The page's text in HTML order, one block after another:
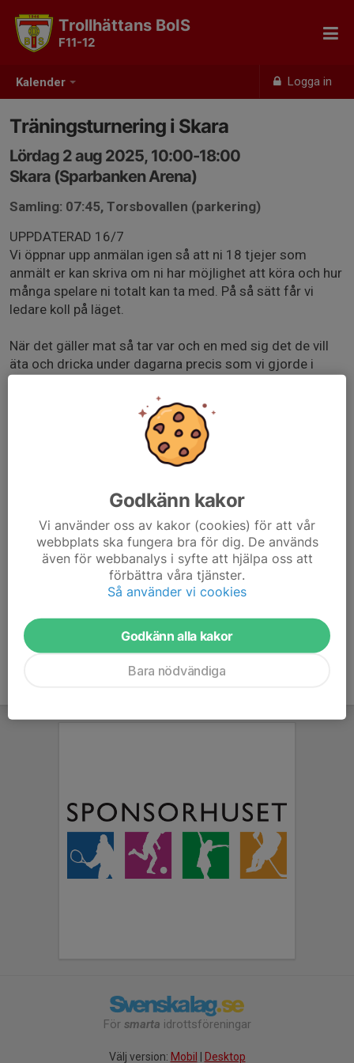
Kalender Logga in
Trollhättans BoIS
F11-12
Träningsturnering i Skara
Lördag 2 aug 2025, 10:00-18:00
Skara (Sparbanken Arena)
Samling: 07:45, Torsbovallen (parkering)
UPPDATERAD 16/7
Vi öppnar upp anmälan igen så att ni 18 tjejer som
anmält er kan skriva om ni har möjlighet att köra och hur
många spelare ni totalt kan ta med. På så sätt får vi
ledare koll på läget.
När det gäller mat så tar var och en med sig det de vill
äta och dricka under dagarna precis som vi gjorde i
Nu har vi fått mer information om cupen 2-3 augusti.
Först och främst, vi är 18 anmälda tjejer så himla kul.
ut matchtrupper till respektive match, det betyder att alla
tjejer kommer vila helt en av matcherna respektive dag,
då blir det mycket speltid i de matcherna man spelar.
Nedan hittar ni länk till spelprogrammet.
www.procup.se/cup/cupresclass_skin03.php?
För smarta idrottsföreningar
Välj version: Mobil Desktop
Godkänn kakor
Vi använder oss av kakor (cookies) för att vår
webbplats ska fungera bra för dig. De används
även för webbanalys i syfte att hjälpa oss att
förbättra våra tjänster.
Så använder vi cookies
Godkänn alla kakor
Bara nödvändiga